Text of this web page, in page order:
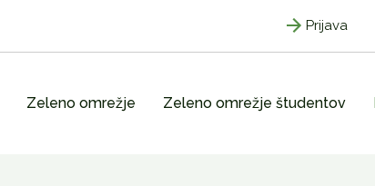
Prijava
Zeleno omrežje Zeleno omrežje študentov